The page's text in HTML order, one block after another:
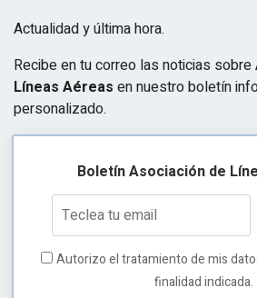
Actualidad y última hora.
Recibe en tu correo las noticias sobre
Líneas Aéreas en nuestro boletín
personalizado.
Boletín Asociación de
Autorizo el tratamiento de mis
finalidad indicada.